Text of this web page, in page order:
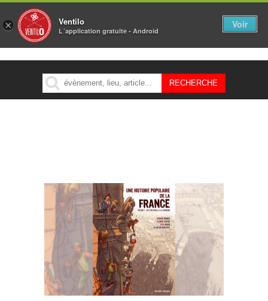
MENU
× Ventilo
L´application gratuite - Android
Voir